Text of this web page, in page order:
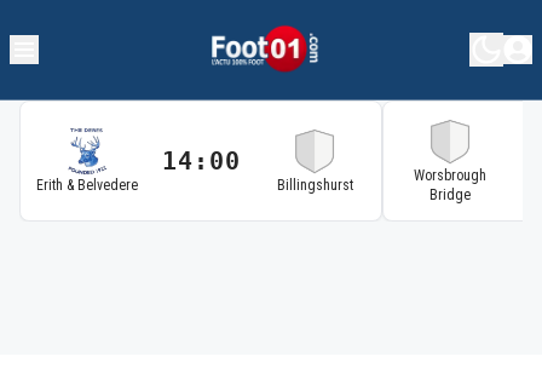
Erith & Belvedere
14:00
Billingshurst
Worsbrough
Bridge